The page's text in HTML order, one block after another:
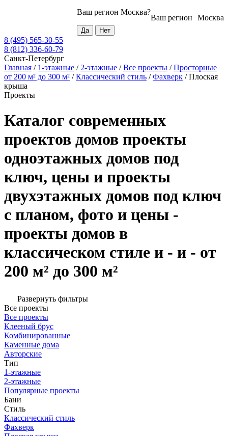
Москва
Ваш регион
Ваш регион Москва?
8 (495) 565-30-55
8 (812) 336-60-79
Санкт-Петербург
Главная / 1-этажные / 2-этажные /Все проекты /Просторные
от 200 м² до 300 м² /Классический стиль /Фахверк /Плоская
крыша
Проекты
Каталог современных
проектов домов проекты
одноэтажных домов под
ключ, цены и проекты
двухэтажных домов под ключ
с планом, фото и цены -
проекты домов в
классическом стиле и - и - от
200 м² до 300 м²
Развернуть фильтры
Все проекты
Все проекты
Клееный брус
Комбинированные
Каменные дома
Авторские
Тип
1-этажные
2-этажные
Популярные проекты
Бани
Стиль
Классический стиль
Фахверк